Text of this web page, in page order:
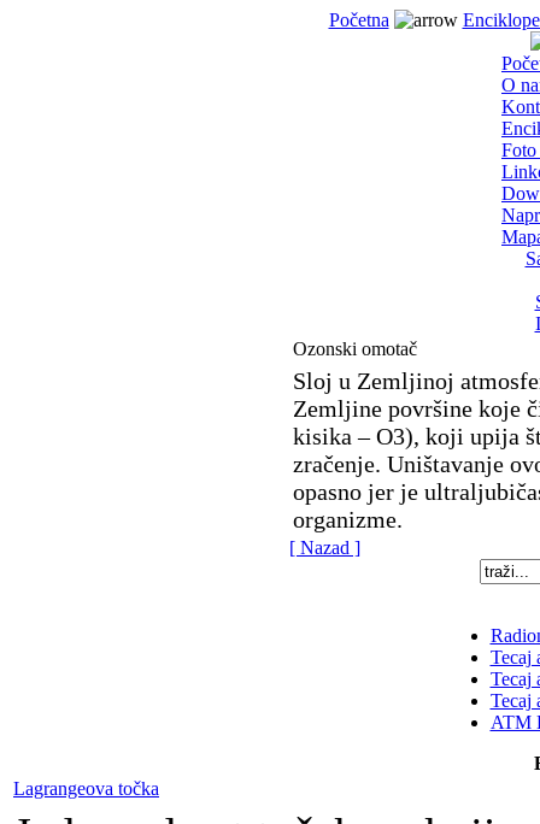
Početna
O
Foto
Ozonski omotač
Sloj u Zemljinoj
Zemljine površine koje
kisika – O3), koji upija
zračenje. Uništavanje
opasno jer je
organizme.
[ Nazad ]
Tecaj
Tecaj
Tecaj
ATM
Lagrangeova točka